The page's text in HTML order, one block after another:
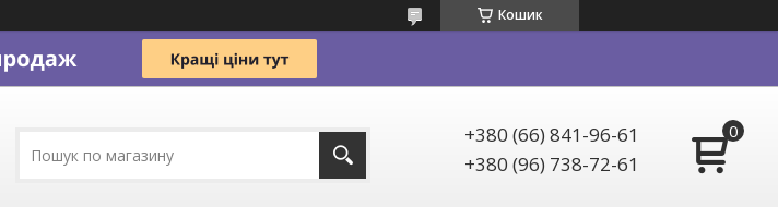
Кошик
+380 (66) 841-96-61
+380 (96) 738-72-61